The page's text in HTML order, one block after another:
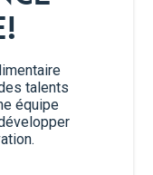
talents
équipe